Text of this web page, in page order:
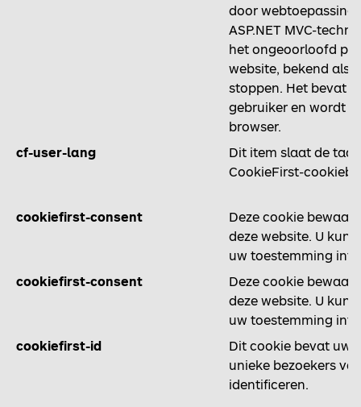
door
ASP.NET MVC-
het ongeoorloofd
website, bekend als
stoppen. Het bevat
gebruiker en wordt
browser.
cf-user-lang
Dit item slaat de
CookieFirst-
cookiefirst-consent
Deze cookie
deze website. U
uw toestemming
cookiefirst-consent
Deze cookie
deze website. U
uw toestemming
cookiefirst-id
Dit cookie bevat uw
unieke bezoekers
identificeren.